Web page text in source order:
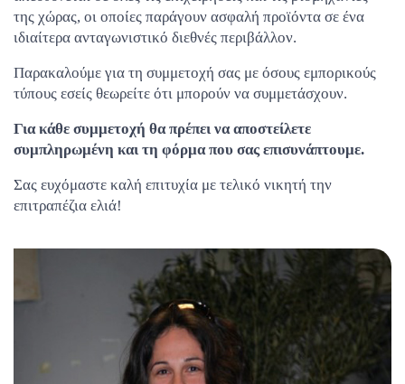
της χώρας, οι οποίες παράγουν ασφαλή προϊόντα σε ένα
ιδιαίτερα ανταγωνιστικό διεθνές περιβάλλον.
Παρακαλούμε για τη συμμετοχή σας με όσους εμπορικούς
τύπους εσείς θεωρείτε ότι μπορούν να συμμετάσχουν.
Για κάθε συμμετοχή θα πρέπει να αποστείλετε
συμπληρωμένη και τη φόρμα που σας επισυνάπτουμε.
Σας ευχόμαστε καλή επιτυχία με τελικό νικητή την
επιτραπέζια ελιά!